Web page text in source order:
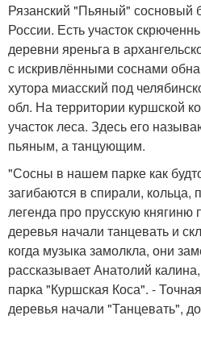
Рязанский "Пьяный" сосновый
России. Есть участок
деревни яреньга в
с искривлёнными соснами
хутора миасский под
обл. На территории куршской
участок леса. Здесь его
пьяным, а танцующим.
"Сосны в нашем парке как
загибаются в спирали, кольца,
легенда про прусскую княгиню
деревья начали танцевать и
когда музыка замолкла, они
рассказывает Анатолий
парка "Куршская Коса". -
деревья начали "Танцевать",